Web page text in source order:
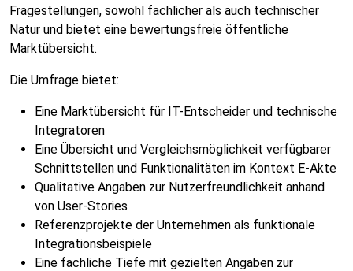
Fragestellungen, sowohl fachlicher als auch technischer
Natur und bietet eine bewertungsfreie öffentliche
Marktübersicht.
Die Umfrage bietet:
Eine Marktübersicht für IT-Entscheider und technische
Integratoren
Eine Übersicht und Vergleichsmöglichkeit verfügbarer
Schnittstellen und Funktionalitäten im Kontext E-Akte
Qualitative Angaben zur Nutzerfreundlichkeit anhand
von User-Stories
Referenzprojekte der Unternehmen als funktionale
Integrationsbeispiele
Eine fachliche Tiefe mit gezielten Angaben zur